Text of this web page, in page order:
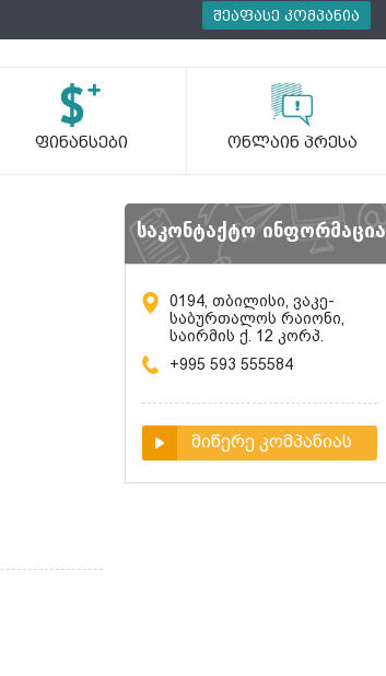
Შეაფასე Კომპანია
Ფინანსები Ონლაინ Პრესა
საკონტაქტო ინფორმაცია
0194, თბილისი, ვაკე-
საბურთალოს რაიონი,
საირმის ქ. 12 კორპ.
+995 593 555584
მიწერე კომპანიას